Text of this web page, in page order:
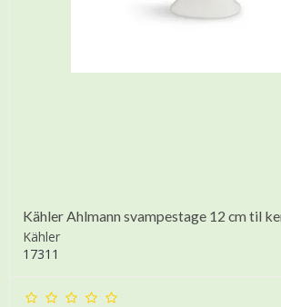
Kähler Ahlmann svampestage 12 cm til
Kähler
17311